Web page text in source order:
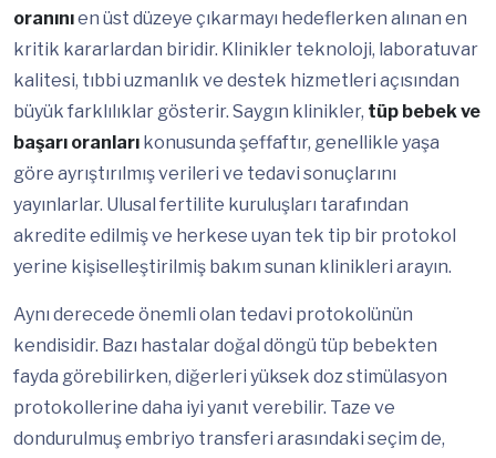
oranınıen üst düzeye çıkarmayı hedeflerken alınan en
kritik kararlardan biridir. Klinikler teknoloji, laboratuvar
kalitesi, tıbbi uzmanlık ve destek hizmetleri açısından
büyük farklılıklar gösterir. Saygın klinikler, tüp bebek ve
başarı oranları konusunda şeffaftır, genellikle yaşa
göre ayrıştırılmış verileri ve tedavi sonuçlarını
yayınlarlar. Ulusal fertilite kuruluşları tarafından
akredite edilmiş ve herkese uyan tek tip bir protokol
yerine kişiselleştirilmiş bakım sunan klinikleri arayın.
Aynı derecede önemli olan tedavi protokolünün
kendisidir. Bazı hastalar doğal döngü tüp bebekten
fayda görebilirken, diğerleri yüksek doz stimülasyon
protokollerine daha iyi yanıt verebilir. Taze ve
dondurulmuş embriyo transferi arasındaki seçim de,